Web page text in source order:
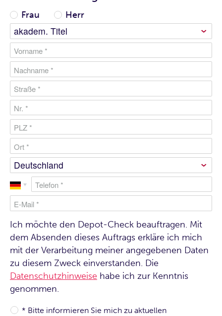
Frau Herr
Ich möchte den Depot-Check beauftragen. Mit
dem Absenden dieses Auftrags erkläre ich mich
mit der Verarbeitung meiner angegebenen Daten
zu diesem Zweck einverstanden. Die
Datenschutzhinweise habe ich zur Kenntnis
genommen.
* Bitte informieren Sie mich zu aktuellen